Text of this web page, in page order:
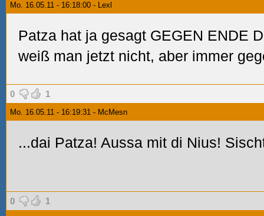
Mo. 16.05.11 - 16:18:00 - Lexl
Patza hat ja gesagt GEGEN ENDE
weiß man jetzt nicht, aber immer
0 1
Mo. 16.05.11 - 16:19:31 - McMesn
...dai Patza! Aussa mit di Nius!
0 1